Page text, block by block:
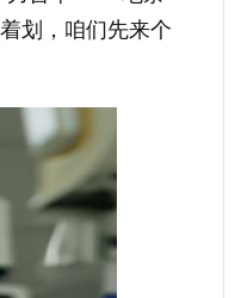
划，咱们先来个